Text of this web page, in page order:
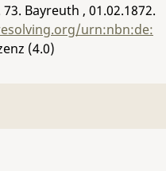
Bayreuth , 01.02.1872.
urn:nbn:de:
(4.0)